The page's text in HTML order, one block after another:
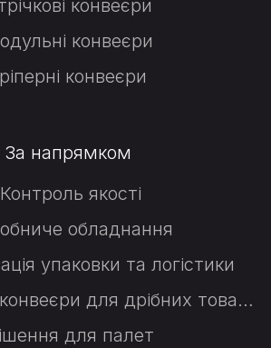
конвеєри
конвеєри
конвеєри
За напрямком
Контроль якості
обладнання
упаковки та логістики
Вертикальні конвеєри для дрібних товарів
для палет